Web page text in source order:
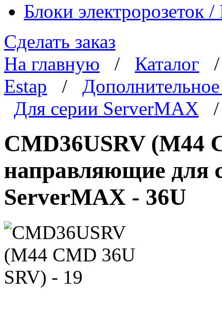
Блоки электророзеток
Сделать заказ
На главную / Каталог
Estap /
Для серии ServerMAX /
CMD36USRV (M44
направляющие для
ServerMAX - 36U